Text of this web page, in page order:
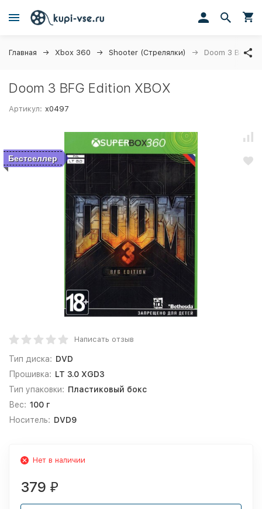
Главная Xbox 360 Shooter (Стрелялки) Doom 3 BFG
Doom 3 BFG Edition XBOX
Артикул: x0497
Бестселлер
Написать отзыв
Тип диска: DVD
Прошивка: LT 3.0 XGD3
Тип упаковки: Пластиковый бокс
Вес: 100 г
Носитель: DVD9
Нет в наличии
379 ₽